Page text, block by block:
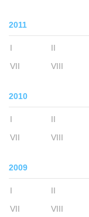
2011
I II
VII
VIII
2010
I II
VII
VIII
2009
I II
VII
VIII